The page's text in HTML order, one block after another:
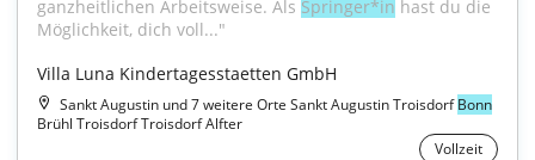
ganzheitlichen Arbeitsweise. Als Springer*in hast du die
Möglichkeit, dich voll..."
Villa Luna Kindertagesstaetten GmbH
Sankt Augustin und 7 weitere Orte Sankt Augustin TroisdorfBonn
Brühl Troisdorf Troisdorf Alfter
Vollzeit